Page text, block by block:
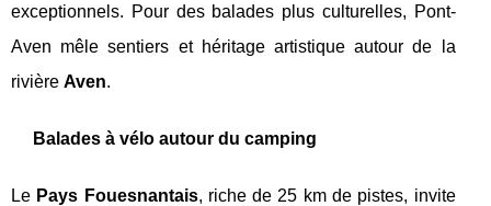
exceptionnels. Pour des balades plus culturelles, Pont-
Aven mêle sentiers et héritage artistique autour de la
rivière Aven.
Balades à vélo autour du camping
Le Pays Fouesnantais, riche de 25 km de pistes, invite